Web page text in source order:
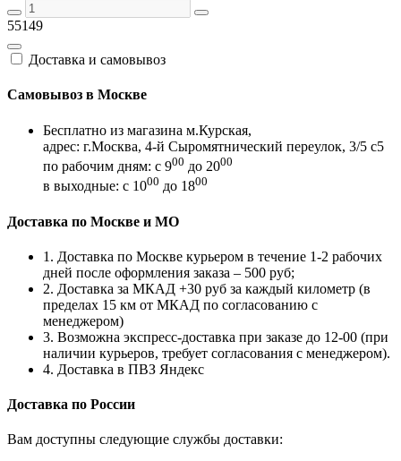
55149
Доставка и самовывоз
Самовывоз в Москве
Бесплатно из магазина м.Курская,
адрес: г.Москва, 4-й Сыромятнический переулок, 3/5 с5
по рабочим дням: с 900 до 2000
в выходные: с 1000 до 1800
Доставка по Москве и МО
1. Доставка по Москве курьером в течение 1-2 рабочих
дней после оформления заказа – 500 руб;
2. Доставка за МКАД +30 руб за каждый километр (в
пределах 15 км от МКАД по согласованию с
менеджером)
3. Возможна экспресс-доставка при заказе до 12-00 (при
наличии курьеров, требует согласования с менеджером).
4. Доставка в ПВЗ Яндекс
Доставка по России
Вам доступны следующие службы доставки: